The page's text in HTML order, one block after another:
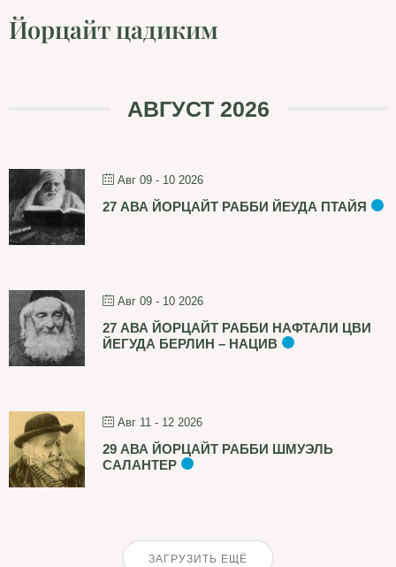
Йорцайт цадиким
АВГУСТ 2026
Авг 09 - 10 2026
27 АВА ЙОРЦАЙТ РАББИ ЙЕУДА ПТАЙЯ
Авг 09 - 10 2026
27 АВА ЙОРЦАЙТ РАББИ НАФТАЛИ ЦВИ
ЙЕГУДА БЕРЛИН – НАЦИВ
Авг 11 - 12 2026
29 АВА ЙОРЦАЙТ РАББИ ШМУЭЛЬ
САЛАНТЕР
ЗАГРУЗИТЬ ЕЩЁ